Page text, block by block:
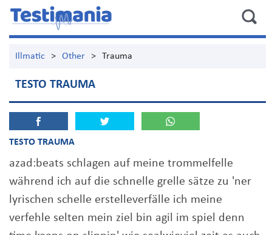
Illmatic > Other > Trauma
TESTO TRAUMA
TESTO TRAUMA
azad:beats schlagen auf meine trommelfelle
während ich auf die schnelle grelle sätze zu 'ner
lyrischen schelle erstelleverfälle ich meine
verfehle selten mein ziel bin agil im spiel denn